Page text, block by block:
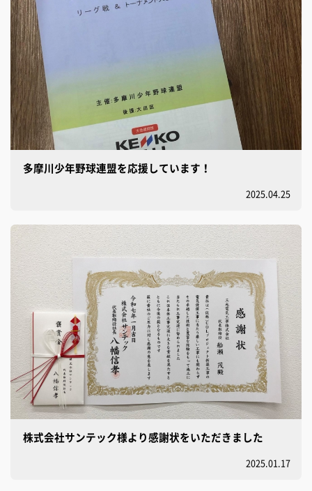
多摩川少年野球連盟を応援しています！
2025.04.25
株式会社サンテック様より感謝状をいただきました
2025.01.17